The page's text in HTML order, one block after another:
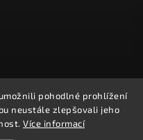
pohodlné prohlížení
neustále zlepšovali jeho
Více informací